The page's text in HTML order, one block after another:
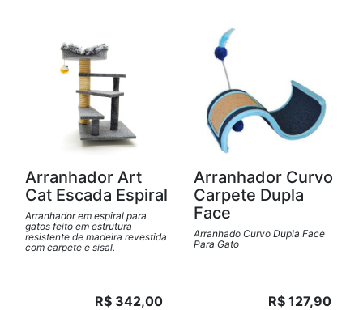
Arranhador Art
Cat Escada Espiral
Arranhador em espiral para
gatos feito em estrutura
resistente de madeira revestida
com carpete e sisal.
R$ 342,00
Arranhador Curvo
Carpete Dupla
Face
Arranhado Curvo Dupla Face
Para Gato
R$ 127,90